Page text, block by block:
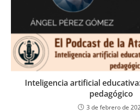
Inteligencia artificial
pedagógico
3 de febrero de